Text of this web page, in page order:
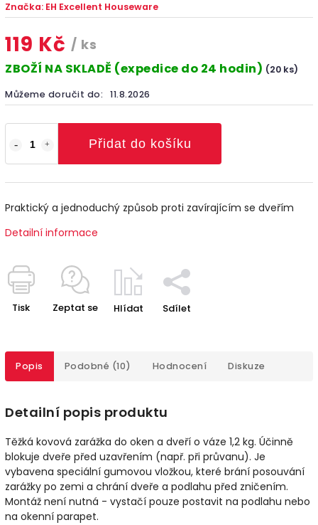
Značka: EH Excellent Houseware
119 Kč / ks
ZBOŽÍ NA SKLADĚ (expedice do 24 hodin) (20 ks)
Můžeme doručit do: 11.8.2026
Přidat do košíku
Praktický a jednoduchý způsob proti zavírajícím se dveřím
Detailní informace
Tisk Zeptat se Hlídat Sdílet
Popis Podobné (10) Hodnocení Diskuze
Detailní popis produktu
Těžká kovová zarážka do oken a dveří o váze 1,2 kg. Účinně
blokuje dveře před uzavřením (např. při průvanu). Je
vybavena speciální gumovou vložkou, které brání posouvání
zarážky po zemi a chrání dveře a podlahu před zničením.
Montáž není nutná - vystačí pouze postavit na podlahu nebo
na okenní parapet.